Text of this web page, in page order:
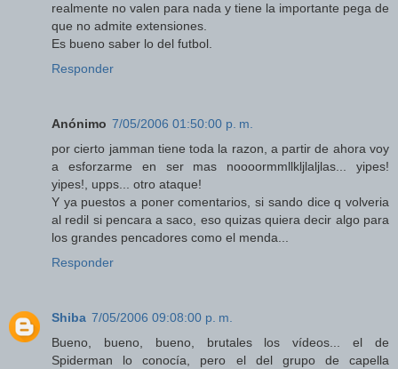
realmente no valen para nada y tiene la importante pega de
que no admite extensiones.
Es bueno saber lo del futbol.
Responder
Anónimo 7/05/2006 01:50:00 p. m.
por cierto jamman tiene toda la razon, a partir de ahora voy
a esforzarme en ser mas noooormmllkljlaljlas... yipes!
yipes!, upps... otro ataque!
Y ya puestos a poner comentarios, si sando dice q volveria
al redil si pencara a saco, eso quizas quiera decir algo para
los grandes pencadores como el menda...
Responder
Shiba 7/05/2006 09:08:00 p. m.
Bueno, bueno, bueno, brutales los vídeos... el de
Spiderman lo conocía, pero el del grupo de capella